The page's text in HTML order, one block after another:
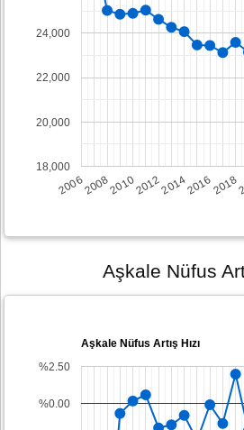
2006200820102012201420162018
18,000
20,000
22,000
24,000
Aşkale Nüfus
Aşkale Nüfus Artış Hızı
%0.00
%2.50